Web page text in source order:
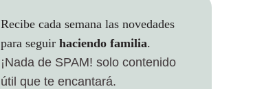
Recibe cada semana las novedades
para seguir haciendo familia.
¡Nada de SPAM! solo contenido
útil que te encantará.